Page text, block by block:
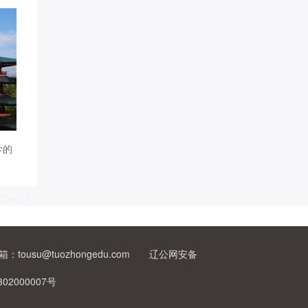
：tousu@tuozhongedu.com 辽公网安备
号